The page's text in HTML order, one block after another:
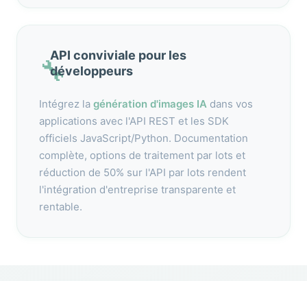
🔧
API conviviale pour les
développeurs
Intégrez la génération d'images IA dans vos
applications avec l'API REST et les SDK
officiels JavaScript/Python. Documentation
complète, options de traitement par lots et
réduction de 50% sur l'API par lots rendent
l'intégration d'entreprise transparente et
rentable.